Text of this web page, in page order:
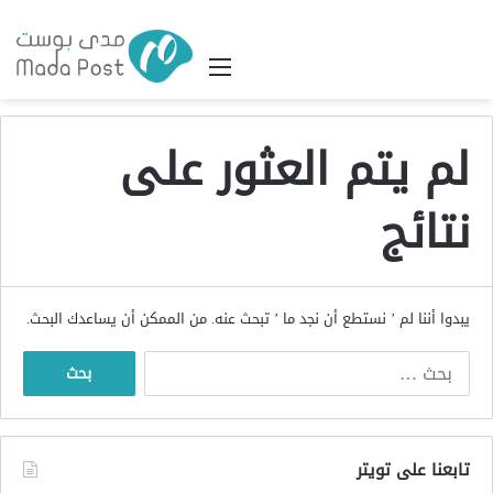
القائمة
لم يتم العثور على
نتائج
يبدوا أننا لم ’ نستطع أن نجد ما ’ تبحث عنه. من الممكن أن يساعدك البحث.
البحث
تابعنا على تويتر